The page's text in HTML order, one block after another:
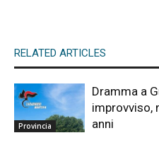
RELATED ARTICLES
Provincia
Dramma a
improvviso,
anni